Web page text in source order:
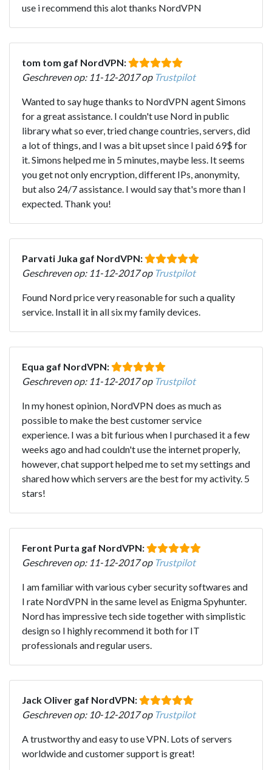
use i recommend this alot thanks NordVPN
tom tom gaf NordVPN:
Geschreven op: 11-12-2017 op Trustpilot
Wanted to say huge thanks to NordVPN agent Simons
for a great assistance. I couldn't use Nord in public
library what so ever, tried change countries, servers, did
a lot of things, and I was a bit upset since I paid 69$ for
it. Simons helped me in 5 minutes, maybe less. It seems
you get not only encryption, different IPs, anonymity,
but also 24/7 assistance. I would say that's more than I
expected. Thank you!
Parvati Juka gaf NordVPN:
Geschreven op: 11-12-2017 op Trustpilot
Found Nord price very reasonable for such a quality
service. Install it in all six my family devices.
Equa gaf NordVPN:
Geschreven op: 11-12-2017 op Trustpilot
In my honest opinion, NordVPN does as much as
possible to make the best customer service
experience. I was a bit furious when I purchased it a few
weeks ago and had couldn't use the internet properly,
however, chat support helped me to set my settings and
shared how which servers are the best for my activity. 5
stars!
Feront Purta gaf NordVPN:
Geschreven op: 11-12-2017 op Trustpilot
I am familiar with various cyber security softwares and
I rate NordVPN in the same level as Enigma Spyhunter.
Nord has impressive tech side together with simplistic
design so I highly recommend it both for IT
professionals and regular users.
Jack Oliver gaf NordVPN:
Geschreven op: 10-12-2017 op Trustpilot
A trustworthy and easy to use VPN. Lots of servers
worldwide and customer support is great!